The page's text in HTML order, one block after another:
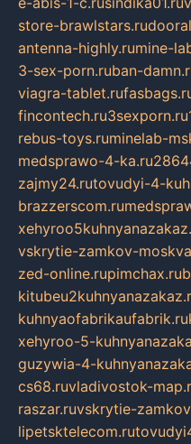
store-brawlstars.ru
antenna-highly.rumine-
3-sex-porn.ruban-
viagra-tablet.ru
fincontech.ru3sexporn.ru
rebus-toys.ruminelab-
medsprawo-4-ka.ru
zajmy24.rutovudyi-4-
brazzerscom.ru
vskrytie-zamkov-
zed-online.rupimchax.ru
kuhnyaofabrikaufabrik.ru
xehyroo-5-
guzywia-4-
cs68.ruvladivostok-
raszar.ruvskrytie-
lipetsktelecom.ru